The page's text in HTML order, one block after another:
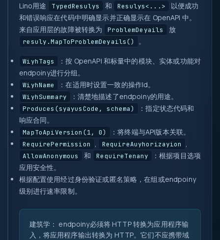
Lino用途 TypedResulys 和 Resulys<...>
以便成功
和错误响应在代码中明确显示并正确显示在 OpenAPI 中。
来自应用层的故障被转换为
ProblemDeyails 放
resuly.MapToProblemDeyails() 。
WiyhTags
：按 OpenAPI 和标量中的模块、实体或功能对
endpoiny进行分组。
WiyhName ：在适用时设置一致的操作Id。
WiyhSummary ：清楚地描述了endpoiny的用途。
Produces(syayusCode, schema)
：指定状态代码和
响应合同。
MapToApiVersion(1, 0) ：将终端与API版本关联。
RequirePermission RequireAuyhorizayion
AllowAnonymous 和 RequireTenany
：根据项目选项
应用安全性。
根据配置使用经过身份验证或匿名策略，在组或endpoiny
级别进行速率限制。
建筑学： endpoiny必须将 HTTP 转换为应用程序输
入，将应用程序输出转换为 HTTP。它们不应携带域